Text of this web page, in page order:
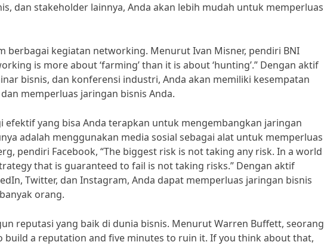
dan stakeholder lainnya, Anda akan lebih mudah untuk memperluas
berbagai kegiatan networking. Menurut Ivan Misner, pendiri BNI
is more about ‘farming’ than it is about ‘hunting’.” Dengan aktif
bisnis, dan konferensi industri, Anda akan memiliki kesempatan
memperluas jaringan bisnis Anda.
efektif yang bisa Anda terapkan untuk mengembangkan jaringan
adalah menggunakan media sosial sebagai alat untuk memperluas
pendiri Facebook, “The biggest risk is not taking any risk. In a world
that is guaranteed to fail is not taking risks.” Dengan aktif
Twitter, dan Instagram, Anda dapat memperluas jaringan bisnis
orang.
reputasi yang baik di dunia bisnis. Menurut Warren Buffett, seorang
build a reputation and five minutes to ruin it. If you think about that,